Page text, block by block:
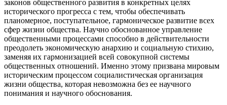
законов общественного развития в конкретных целях
исторического прогресса с тем, чтобы обеспечивать
планомерное, поступательное, гармоническое развитие всех
сфер жизни общества. Научно обоснованное управление
общественными процессами способно в действительности
преодолеть экономическую анархию и социальную стихию,
заменяя их гармонизацией всей совокупной системы
общественных отношений. Именно этому призвана мировым
историческим процессом социалистическая организация
жизни общества, которая невозможна без ее научного
понимания и научного обоснования.